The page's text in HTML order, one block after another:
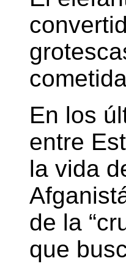
En los
entre
la vida
de la
que